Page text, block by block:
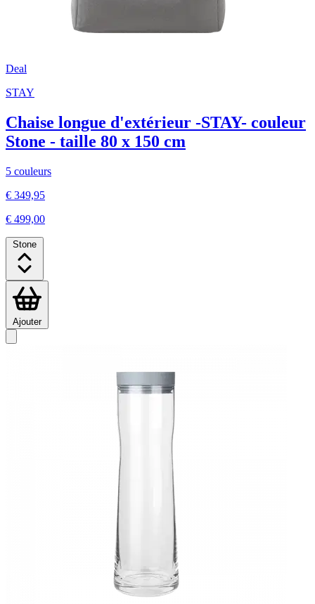
Deal
STAY
Chaise longue d'extérieur -STAY- couleur
Stone - taille 80 x 150 cm
5 couleurs
€ 349,95
€ 499,00
Stone
Ajouter